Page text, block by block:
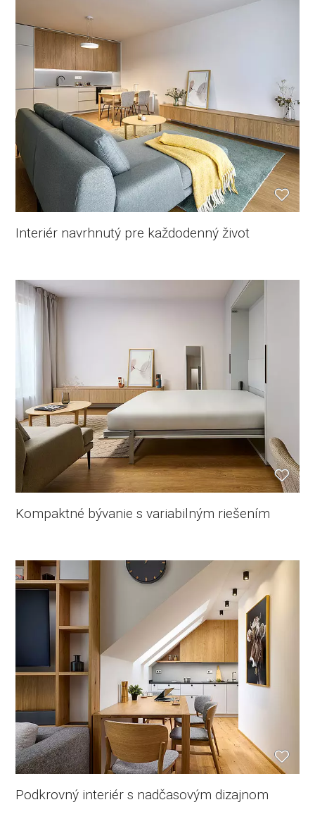
Interiér navrhnutý pre každodenný život
Kompaktné bývanie s variabilným riešením
Podkrovný interiér s nadčasovým dizajnom